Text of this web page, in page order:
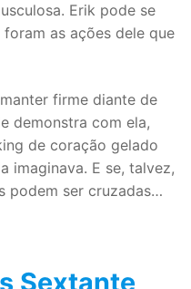
Erik pode se
as ações dele que
firme diante de
demonstra com ela,
de coração gelado
imaginava. E se, talvez,
podem ser cruzadas…
Sextante